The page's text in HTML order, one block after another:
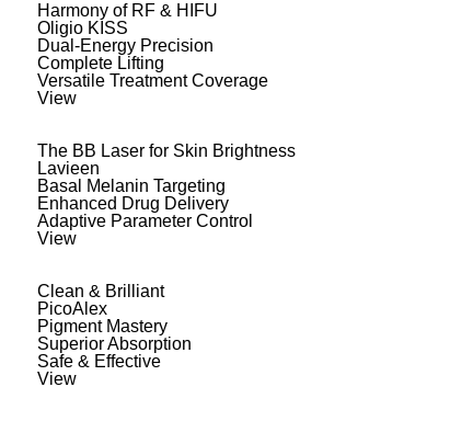
Harmony of RF & HIFU
Oligio KISS
Dual-Energy Precision
Complete Lifting
Versatile Treatment Coverage
View
The BB Laser for Skin Brightness
Lavieen
Basal Melanin Targeting
Enhanced Drug Delivery
Adaptive Parameter Control
View
Clean & Brilliant
PicoAlex
Pigment Mastery
Superior Absorption
Safe & Effective
View